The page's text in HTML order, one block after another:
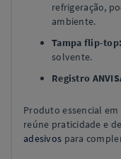
refrigeração,
ambiente.
Tampa flip-top:
solvente.
Registro
Produto essencial
reúne praticidade e
adesivos para